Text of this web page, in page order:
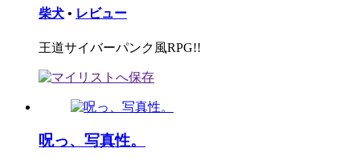
柴犬 • レビュー
王道サイバーパンク風RPG!!
呪っ、写真性。